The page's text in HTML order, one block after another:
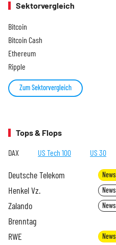
Sektorvergleich
Bitcoin
Bitcoin Cash
Ethereum
Ripple
Zum Sektorvergleich
Tops & Flops
DAX US Tech 100 US 30
Deutsche Telekom News
Henkel Vz. News
Zalando News
Brenntag
RWE News